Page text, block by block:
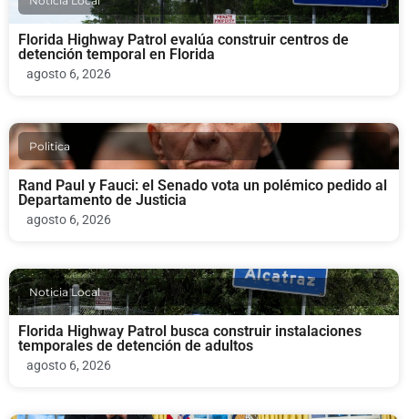
Florida Highway Patrol evalúa construir centros de
detención temporal en Florida
agosto 6, 2026
Politica
Rand Paul y Fauci: el Senado vota un polémico pedido al
Departamento de Justicia
agosto 6, 2026
Noticia Local
Florida Highway Patrol busca construir instalaciones
temporales de detención de adultos
agosto 6, 2026